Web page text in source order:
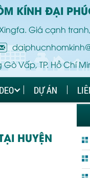
KÍNH ĐẠI
Giá cạnh
Vấp, TP. Hồ Chí
DỰ ÁN
HUYỆN